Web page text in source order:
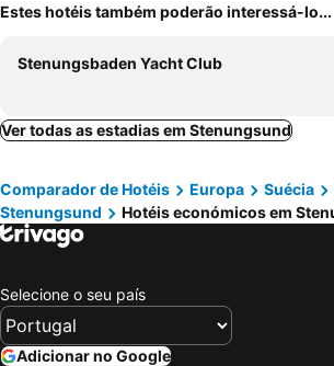
Estes hotéis também poderão interessá-lo...
Stenungsbaden Yacht Club
Ver todas as estadias em Stenungsund
Comparador de Hotéis Europa Suécia
Stenungsund
Hotéis económicos em
Selecione o seu país
Adicionar no Google